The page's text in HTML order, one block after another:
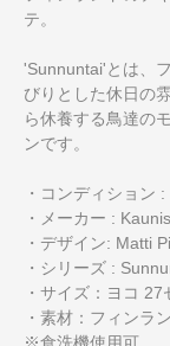
テ。
'Sunnuntai'とは、
びりとした休日の
ら休養する鳥達の
ンです。
・コンディション :
・メーカー :
・デザイン: Matti
・シリーズ :
・サイズ：ヨコ
・素材：フィンラ
※食洗機使用可